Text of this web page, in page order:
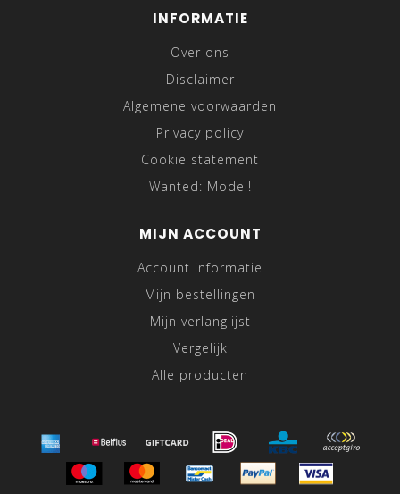
INFORMATIE
Over ons
Disclaimer
Algemene voorwaarden
Privacy policy
Cookie statement
Wanted: Model!
MIJN ACCOUNT
Account informatie
Mijn bestellingen
Mijn verlanglijst
Vergelijk
Alle producten